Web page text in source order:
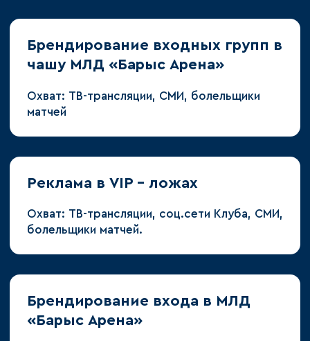
Брендирование входных групп в
чашу МЛД «Барыс Арена»
Охват: ТВ-трансляции, СМИ, болельщики
матчей
Реклама в VIP - ложах
Охват: ТВ-трансляции, соц.сети Клуба, СМИ,
болельщики матчей.
Брендирование входа в МЛД
«Барыс Арена»